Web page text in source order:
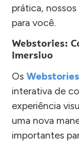
prática,
para você.
Webstories:
Imersivo
Os Webstories
interativa de
experiência
uma nova
importantes